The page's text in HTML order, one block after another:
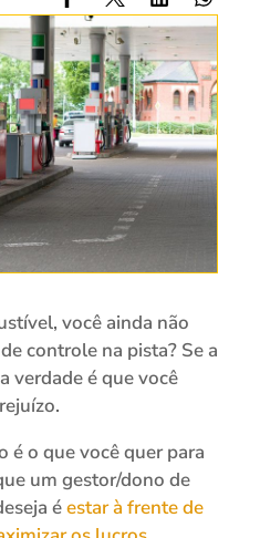
você ainda não
controle na pista? Se a
verdade é que você
é o que você quer para
um gestor/dono de
éestar à frente de